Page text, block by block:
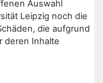
Auswahl
Leipzig noch die
die aufgrund
deren Inhalte